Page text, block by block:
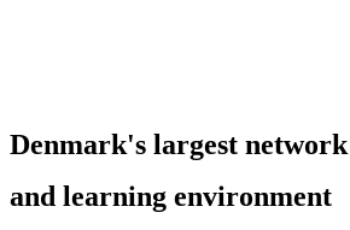
Denmark's largest network
and learning environment